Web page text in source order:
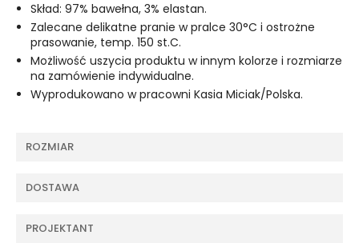
Skład: 97% bawełna, 3% elastan.
Zalecane delikatne pranie w pralce 30°C i ostrożne
prasowanie, temp. 150 st.C.
Możliwość uszycia produktu w innym kolorze i rozmiarze
na zamówienie indywidualne.
Wyprodukowano w pracowni Kasia Miciak/Polska.
ROZMIAR
DOSTAWA
PROJEKTANT